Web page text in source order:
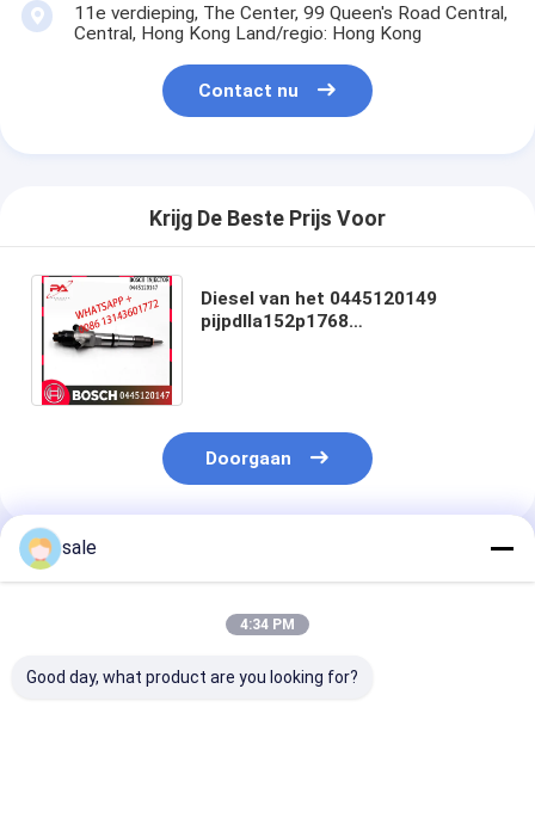
11e verdieping, The Center, 99 Queen's Road Central,
Central, Hong Kong Land/regio: Hong Kong
Contact nu
Krijg De Beste Prijs Voor
Diesel van het 0445120149
pijpdlla152p1768
Doorgaan
Geadviseerde Producten
sale
4:34 PM
Good day, what product are you looking for?